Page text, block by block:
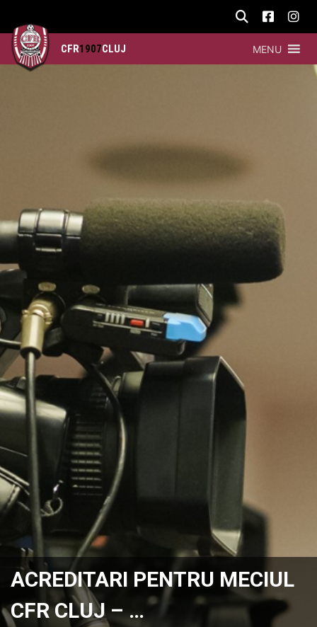
CFR1907CLUJ MENU
ACREDITARI PENTRU MECIUL
CFR CLUJ – …